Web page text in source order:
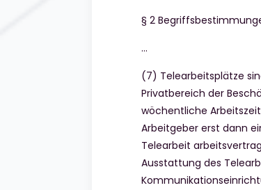
§ 2
…
(7) Telearbeitsplätze
Privatbereich der
wöchentliche
Arbeitgeber erst dann
Telearbeit
Ausstattung des